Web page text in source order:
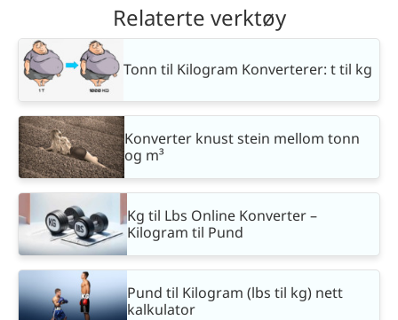
Relaterte verktøy
Tonn til Kilogram Konverterer: t til kg
Konverter knust stein mellom tonn
og m³
Kg til Lbs Online Konverter –
Kilogram til Pund
Pund til Kilogram (lbs til kg) nett
kalkulator